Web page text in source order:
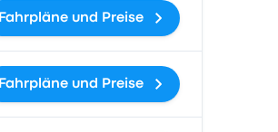
Fahrpläne und Preise
Fahrpläne und Preise